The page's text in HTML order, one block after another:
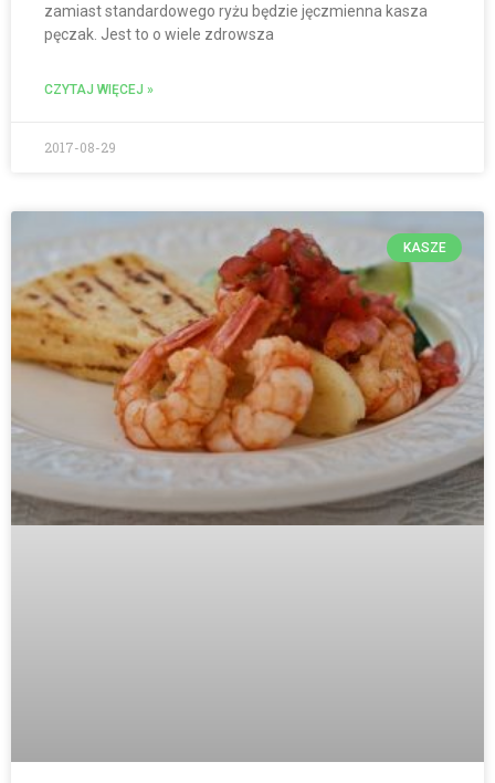
zamiast standardowego ryżu będzie jęczmienna kasza
pęczak. Jest to o wiele zdrowsza
CZYTAJ WIĘCEJ »
2017-08-29
KASZE